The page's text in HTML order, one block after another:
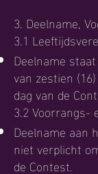
3. Deelname,
3.1
Deelname
van zestien
dag van de
3.2 Voorrangs-
Deelname aan
niet verplicht
de Contest.